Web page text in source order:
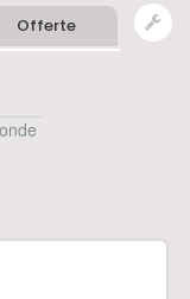
Offerte